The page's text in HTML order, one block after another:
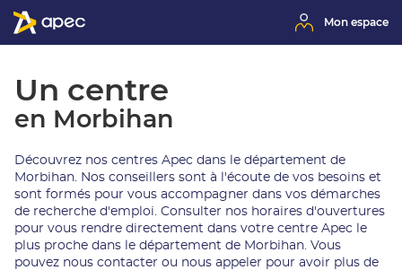
Mon espace
Un centre
en Morbihan
Découvrez nos centres Apec dans le département de
Morbihan. Nos conseillers sont à l'écoute de vos besoins et
sont formés pour vous accompagner dans vos démarches
de recherche d'emploi. Consulter nos horaires d'ouvertures
pour vous rendre directement dans votre centre Apec le
plus proche dans le département de Morbihan. Vous
pouvez nous contacter ou nous appeler pour avoir plus de